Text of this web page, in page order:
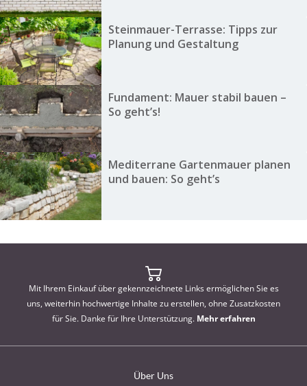
Steinmauer-Terrasse: Tipps zur
Planung und Gestaltung
Fundament: Mauer stabil bauen –
So geht’s!
Mediterrane Gartenmauer planen
und bauen: So geht’s
Mit Ihrem Einkauf über gekennzeichnete Links ermöglichen Sie es
uns, weiterhin hochwertige Inhalte zu erstellen, ohne Zusatzkosten
für Sie. Danke für Ihre Unterstützung. Mehr erfahren
Über Uns